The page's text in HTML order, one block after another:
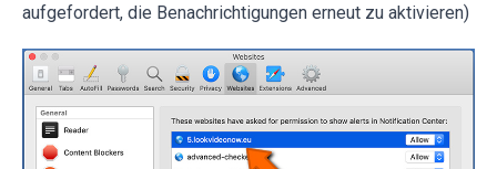
aufgefordert, die Benachrichtigungen erneut zu aktivieren)